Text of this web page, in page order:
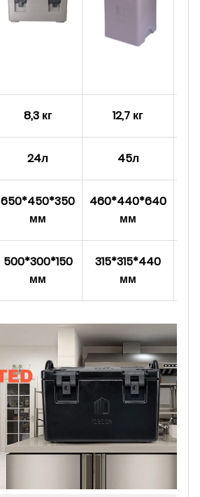
8,3 кг 12,7 кг
24л 45л
650*450*350
мм
460*440*640
мм
500*300*150
мм
315*315*440
мм